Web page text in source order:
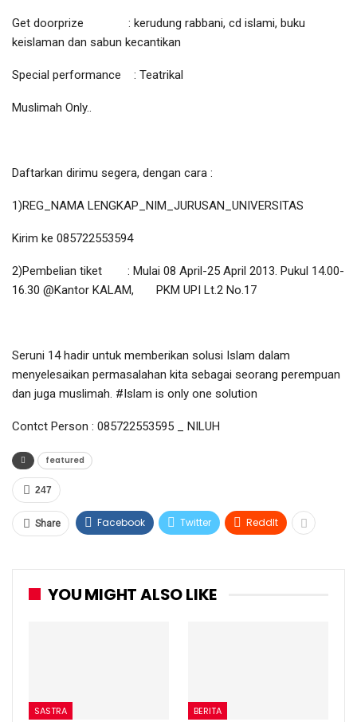
Get doorprize : kerudung rabbani, cd islami, buku
keislaman dan sabun kecantikan
Special performance : Teatrikal
Muslimah Only..
Daftarkan dirimu segera, dengan cara :
1)REG_NAMA LENGKAP_NIM_JURUSAN_UNIVERSITAS
Kirim ke 085722553594
2)Pembelian tiket : Mulai 08 April-25 April 2013. Pukul 14.00-
16.30 @Kantor KALAM, PKM UPI Lt.2 No.17
Seruni 14 hadir untuk memberikan solusi Islam dalam
menyelesaikan permasalahan kita sebagai seorang perempuan
dan juga muslimah. #Islam is only one solution
Contct Person : 085722553595 _ NILUH
featured
247
Share Facebook Twitter ReddIt
YOU MIGHT ALSO LIKE
SASTRA BERITA